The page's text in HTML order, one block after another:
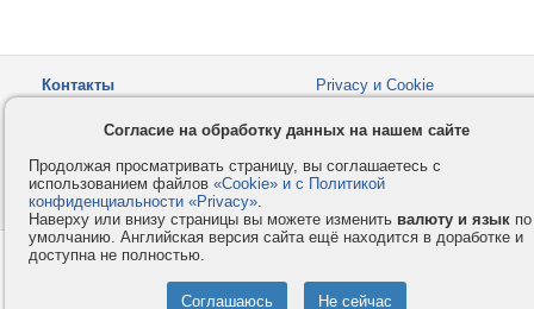
Контакты
Privacy и Cookie
Как оплатить
Форумы
© 2008-2026VMESTE.EU
Согласие на обработку данных на нашем сайте
Продолжая просматривать страницу, вы соглашаетесь с
использованием файлов «Cookie» и с Политикой
конфиденциальности «Privacy».
Наверху или внизу страницы вы можете изменить валюту и язык по
умолчанию. Английская версия сайта ещё находится в доработке и
доступна не полностью.